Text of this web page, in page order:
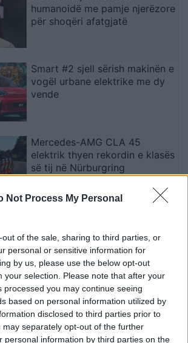
Not Process My Personal
out of the sale, sharing to third parties, or
personal or sensitive information for
by us, please use the below opt-out
your selection. Please note that after your
processed you may continue seeing
based on personal information utilized by
disclosed to third parties prior to
may separately opt-out of the further
personal information by third parties on the
humanoidë me pamje njerëzore
për shoqëri afatgjatë
Smart #2 sjell sërish makinën e
vogël urbane elektrike me dy
vende
Mercedes-AMG CLA 45
elektrik thyen rekordin e klasës
së tij në Nürburgring
në motin hapësinor dhe Tokë